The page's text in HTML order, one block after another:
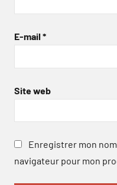
E-mail *
Site web
Enregistrer mon
navigateur pour mon